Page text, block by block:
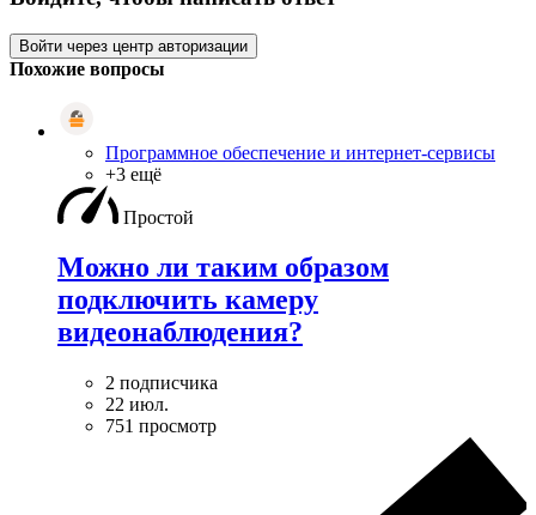
Войти через центр авторизации
Похожие вопросы
Программное обеспечение и интернет-сервисы
+3 ещё
Простой
Можно ли таким образом
подключить камеру
видеонаблюдения?
2 подписчика
22 июл.
751 просмотр